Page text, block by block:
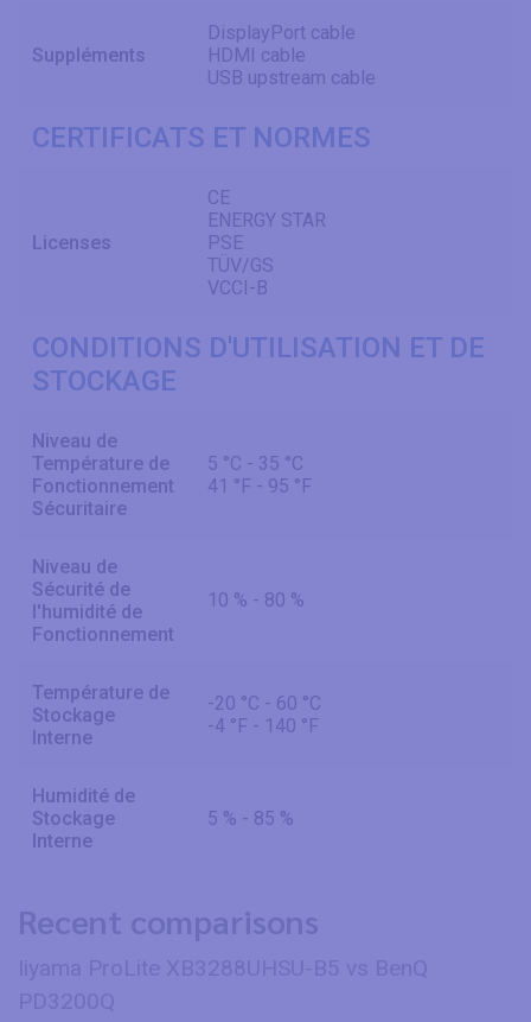
Suppléments
DisplayPort cable
HDMI cable
USB upstream cable
CERTIFICATS ET NORMES
Licenses
CE
ENERGY STAR
PSE
TÜV/GS
VCCI-B
CONDITIONS D'UTILISATION ET DE
STOCKAGE
Niveau de
Température de
Fonctionnement
Sécuritaire
5 °C - 35 °C
41 °F - 95 °F
Niveau de
Sécurité de
l'humidité de
Fonctionnement
10 % - 80 %
Température de
Stockage
Interne
-20 °C - 60 °C
-4 °F - 140 °F
Humidité de
Stockage
Interne
5 % - 85 %
Recent comparisons